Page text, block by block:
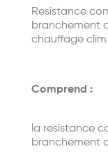
Resistance
branchement
chauffage
Comprend :
la resistance
branchement